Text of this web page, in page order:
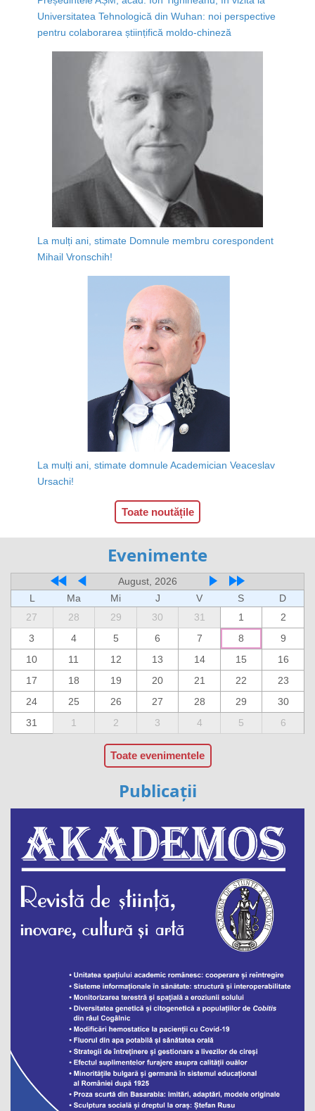
Universitatea Tehnologică din Wuhan: noi perspective
pentru colaborarea științifică moldo-chineză
La mulți ani, stimate Domnule membru corespondent
Mihail Vronschih!
La mulți ani, stimate domnule Academician Veaceslav
Ursachi!
Toate noutățile
Evenimente
August, 2026
L
Ma Mi J V S
D
27
28 29 30 31 1
2
3
4 5 6 7 8
9
10
11 12 13 14 15
16
17
18 19 20 21 22
23
24
25 26 27 28 29
30
31
1 2 3 4 5 6
Toate evenimentele
Publicații